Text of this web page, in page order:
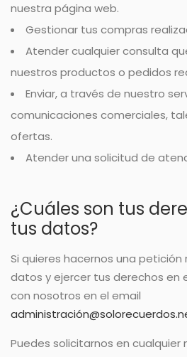
nuestra página web.
Gestionar tus compras
Atender cualquier consulta
nuestros productos o pedidos
Enviar, a través de nuestro
comunicaciones comerciales,
ofertas.
Atender una solicitud de
¿Cuáles son tus
tus datos?
Si quieres hacernos una
datos y ejercer tus derechos
con nosotros en el email
Puedes solicitarnos en